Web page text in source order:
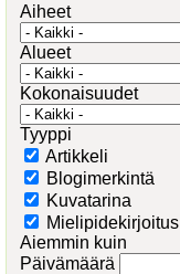
Aiheet
Alueet
Kokonaisuudet
Tyyppi
Artikkeli
Blogimerkintä
Kuvatarina
Mielipidekirjoitus
Aiemmin kuin
Päivämäärä